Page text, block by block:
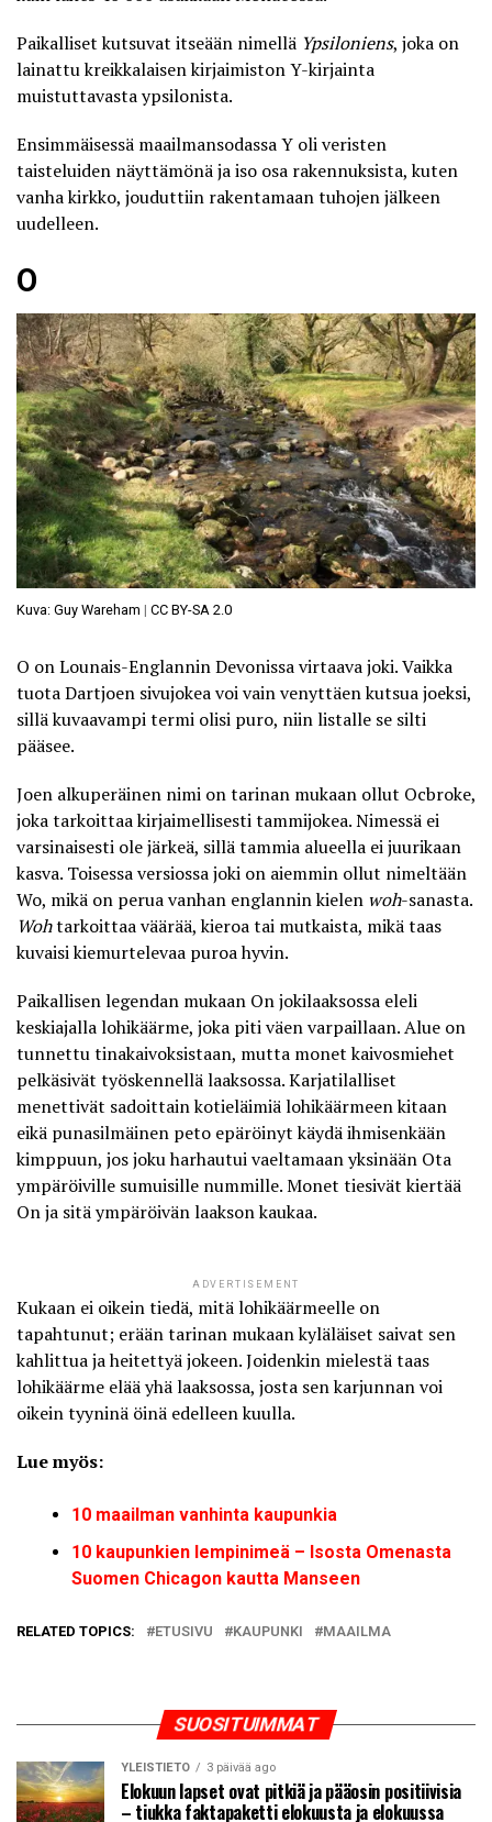
Paikalliset kutsuvat itseään nimellä Ypsiloniens, joka on
lainattu kreikkalaisen kirjaimiston Y-kirjainta
muistuttavasta ypsilonista.
Ensimmäisessä maailmansodassa Y oli veristen
taisteluiden näyttämönä ja iso osa rakennuksista, kuten
vanha kirkko, jouduttiin rakentamaan tuhojen jälkeen
uudelleen.
O
Kuva: Guy Wareham | CC BY-SA 2.0
O on Lounais-Englannin Devonissa virtaava joki. Vaikka
tuota Dartjoen sivujokea voi vain venyttäen kutsua joeksi,
sillä kuvaavampi termi olisi puro, niin listalle se silti
pääsee.
Joen alkuperäinen nimi on tarinan mukaan ollut Ocbroke,
joka tarkoittaa kirjaimellisesti tammijokea. Nimessä ei
varsinaisesti ole järkeä, sillä tammia alueella ei juurikaan
kasva. Toisessa versiossa joki on aiemmin ollut nimeltään
Wo, mikä on perua vanhan englannin kielen woh-sanasta.
Wohtarkoittaa väärää, kieroa tai mutkaista, mikä taas
kuvaisi kiemurtelevaa puroa hyvin.
Paikallisen legendan mukaan On jokilaaksossa eleli
keskiajalla lohikäärme, joka piti väen varpaillaan. Alue on
tunnettu tinakaivoksistaan, mutta monet kaivosmiehet
pelkäsivät työskennellä laaksossa. Karjatilalliset
menettivät sadoittain kotieläimiä lohikäärmeen kitaan
eikä punasilmäinen peto epäröinyt käydä ihmisenkään
kimppuun, jos joku harhautui vaeltamaan yksinään Ota
ympäröiville sumuisille nummille. Monet tiesivät kiertää
On ja sitä ympäröivän laakson kaukaa.
ADVERTISEMENT
Kukaan ei oikein tiedä, mitä lohikäärmeelle on
tapahtunut; erään tarinan mukaan kyläläiset saivat sen
kahlittua ja heitettyä jokeen. Joidenkin mielestä taas
lohikäärme elää yhä laaksossa, josta sen karjunnan voi
oikein tyyninä öinä edelleen kuulla.
Lue myös:
10 maailman vanhinta kaupunkia
10 kaupunkien lempinimeä – Isosta Omenasta
Suomen Chicagon kautta Manseen
RELATED TOPICS: ETUSIVU KAUPUNKI MAAILMA
SUOSITUIMMAT
YLEISTIETO 3 päivää ago
Elokuun lapset ovat pitkiä ja pääosin positiivisia
– tiukka faktapaketti elokuusta ja elokuussa